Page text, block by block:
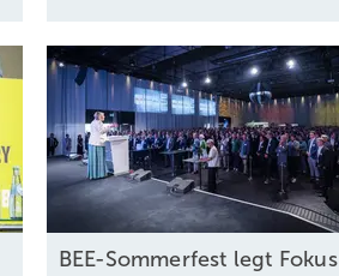
BEE-Sommerfest legt Fokus